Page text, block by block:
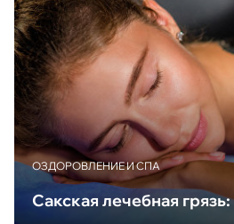
ОЗДОРОВЛЕНИЕ И СПА
Сакская лечебная